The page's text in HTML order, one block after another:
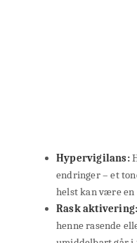
Hypervigilans:
endringer – et
helst kan være en
Rask aktivering:
henne rasende